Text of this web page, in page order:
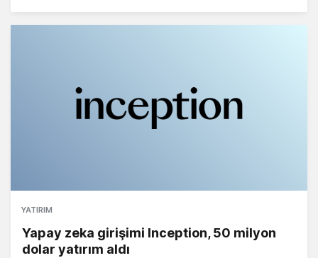
YATIRIM
Yapay zeka girişimi Inception, 50 milyon
dolar yatırım aldı